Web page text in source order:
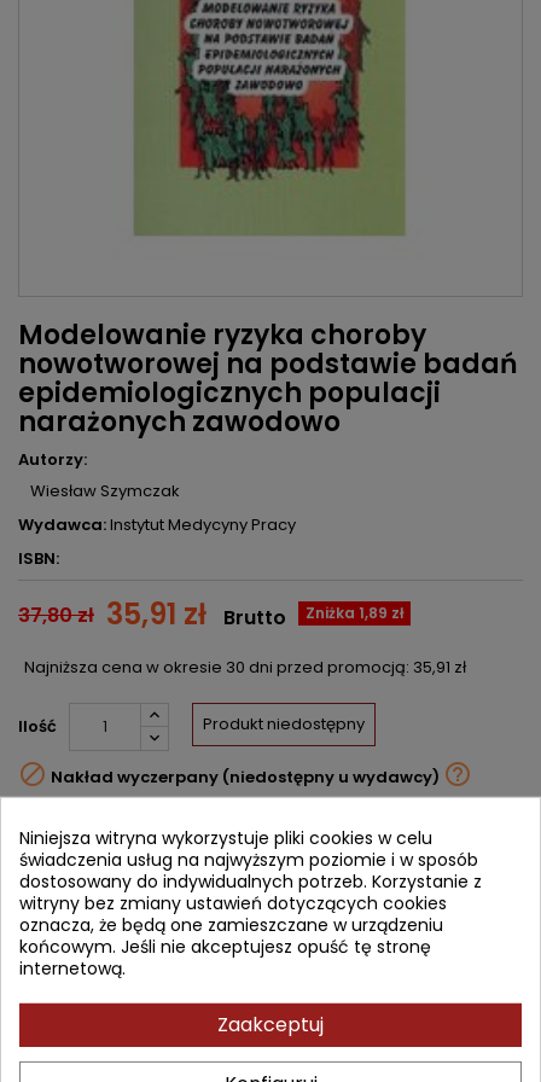
Modelowanie ryzyka choroby
nowotworowej na podstawie badań
epidemiologicznych populacji
narażonych zawodowo
Autorzy:
Wiesław Szymczak
Wydawca:Instytut Medycyny Pracy
ISBN:
37,80 zł 35,91 zł Zniżka 1,89 zł
Brutto
Najniższa cena w okresie 30 dni przed promocją: 35,91 zł
Ilość Produkt niedostępny
 Nakład wyczerpany (niedostępny u wydawcy) 
Udostępnij
Powiadom mnie o dostępności
Wprowadź swój adres email, aby otrzymać powiadomienie o
dostępności tej książki
OPIS SZCZEGÓŁY PRODUKTU SPIS TREŚCI
Niniejsza witryna wykorzystuje pliki cookies w celu
świadczenia usług na najwyższym poziomie i w sposób
dostosowany do indywidualnych potrzeb. Korzystanie z
witryny bez zmiany ustawień dotyczących cookies
oznacza, że będą one zamieszczane w urządzeniu
końcowym. Jeśli nie akceptujesz opuść tę stronę
internetową.
Zaakceptuj